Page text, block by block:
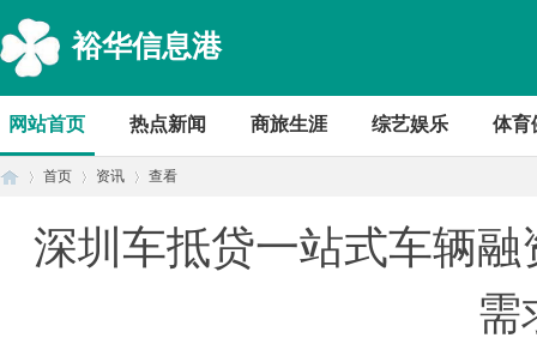
裕华信息港
网站首页 热点新闻 商旅生涯 综艺娱乐 体育
首页 资讯 查看
深圳车抵贷一站式车辆
需